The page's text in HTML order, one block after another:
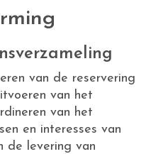
van de reservering
van het
van het
en interesses van
de levering van